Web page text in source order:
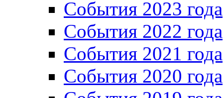
События 2023 года
Cобытия 2022 года
Cобытия 2021 года
События 2020 года